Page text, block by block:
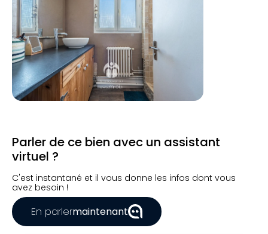
Parler de ce bien avec un assistant
virtuel ?
C'est instantané et il vous donne les infos dont vous
avez besoin !
En parlermaintenant